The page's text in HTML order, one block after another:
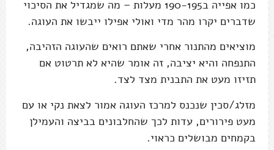
כמו אפייה ב190-195 מעלות – מה שמגדיל את הסיכוי
שדברים יקרו מהר מדי ואולי אפילו ייבשו את העוגה.
מוציאים מהתנור אחרי שאתם רואים שהעוגה הזהיבה,
התנפחה והיא יציבה, זה אומר שהיא לא תרטוט אם
תזיזו מעט את התבנית מצד לצד.
מזלג/סכין שנכנס למרכז העוגה אמור לצאת נקי או עם
מעט פירורים, עדות לכך שהחלבונים בביצה והעמילן
בקמחים מבושלים כראוי.